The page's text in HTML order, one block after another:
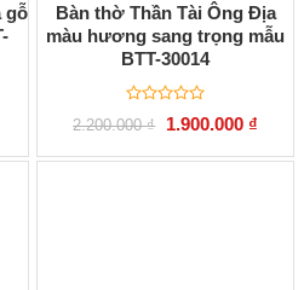
gỗ
tại
Bàn thờ Thần Tài Ông Địa
màu hương sang trọng mẫu
BTT-30014
Được
xếp
0
2.200.000₫
Giá
là:
1.900.000 ₫Giá
tại